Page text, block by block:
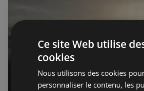
Ce site Web utilise
cookies
Nous utilisons des cookies
personnaliser le contenu, les